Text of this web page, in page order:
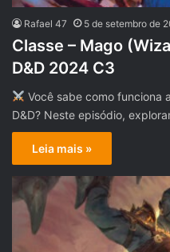
Rafael 47 5 de setembro de
Classe – Mago
D&D 2024 C3
Você sabe como funciona
D&D? Neste episódio,
Leia mais »